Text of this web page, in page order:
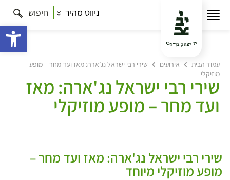
ניווט מהיר חיפוש
עמוד הבית אירועים
שירי רבי ישראל נג’ארה: מאז ועד מחר – מופע
מוזיקלי
שירי רבי ישראל נג'ארה: מאז
ועד מחר – מופע מוזיקלי
שירי רבי ישראל נג'ארה: מאז ועד מחר –
מופע מוזיקלי מיוחד